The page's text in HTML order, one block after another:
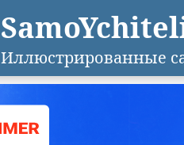
Иллюстрированные